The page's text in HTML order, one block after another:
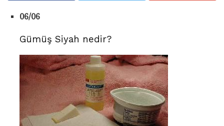
06/06
Gümüş Siyah nedir?